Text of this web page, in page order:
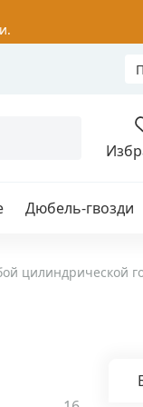
Дюбель-гвозди
цилиндрической